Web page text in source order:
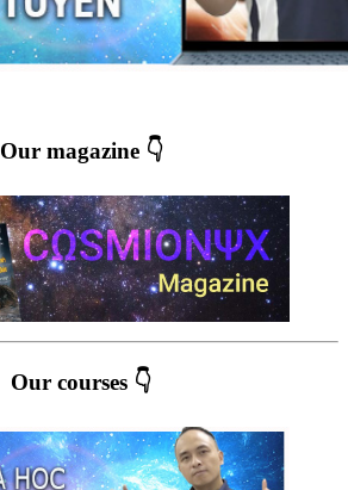
Our magazine 👇
Our courses 👇